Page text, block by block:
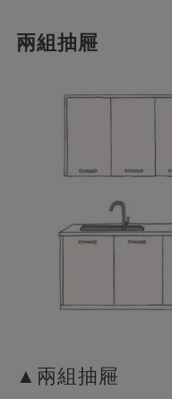
兩組抽屜
▲兩組抽屜